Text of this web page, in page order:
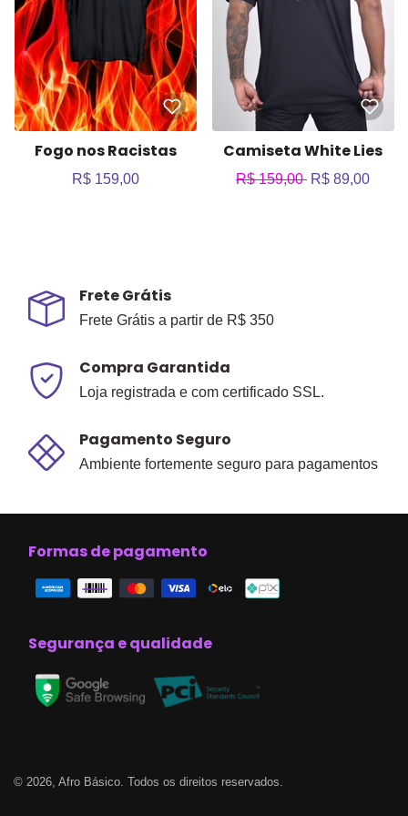
Fogo nos Racistas
R$ 159,00
Camiseta White Lies
R$ 159,00 R$ 89,00
Frete Grátis
Frete Grátis a partir de R$ 350
Compra Garantida
Loja registrada e com certificado SSL.
Pagamento Seguro
Ambiente fortemente seguro para pagamentos
Formas de pagamento
Segurança e qualidade
© 2026, Afro Básico. Todos os direitos reservados.